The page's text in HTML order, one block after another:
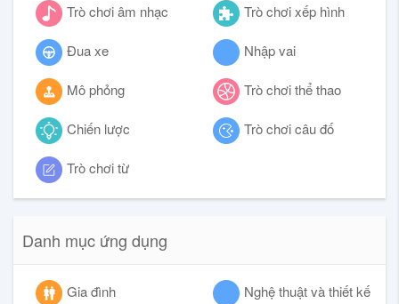
Trò chơi âm nhạc Trò chơi xếp hình
Đua xe Nhập vai
Mô phỏng Trò chơi thể thao
Chiến lược Trò chơi câu đố
Trò chơi từ
Danh mục ứng dụng
Gia đình Nghệ thuật và thiết kế